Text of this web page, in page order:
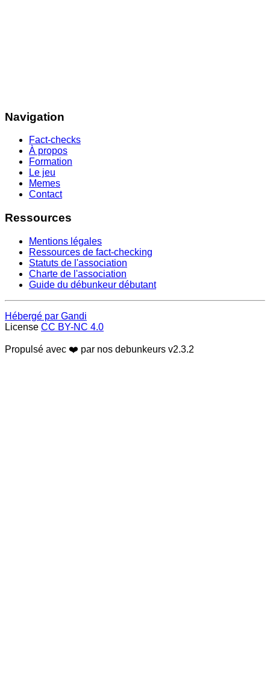
Navigation
Fact-checks
À propos
Formation
Le jeu
Memes
Contact
Ressources
Mentions légales
Ressources de fact-checking
Statuts de l'association
Charte de l'association
Guide du débunkeur débutant
Hébergé par Gandi
License CC BY-NC 4.0
Propulsé avec ❤️ par nos debunkeurs v2.3.2